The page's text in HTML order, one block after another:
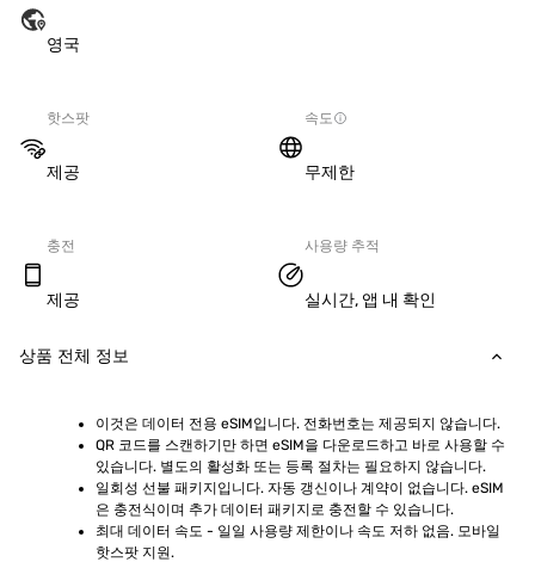
영국
핫스팟
제공
속도
무제한
충전
제공
사용량 추적
실시간, 앱 내 확인
상품 전체 정보
이것은 데이터 전용 eSIM입니다. 전화번호는 제공되지 않습니다.
QR 코드를 스캔하기만 하면 eSIM을 다운로드하고 바로 사용할 수
있습니다. 별도의 활성화 또는 등록 절차는 필요하지 않습니다.
일회성 선불 패키지입니다. 자동 갱신이나 계약이 없습니다. eSIM
은 충전식이며 추가 데이터 패키지로 충전할 수 있습니다.
최대 데이터 속도 - 일일 사용량 제한이나 속도 저하 없음. 모바일
핫스팟 지원.